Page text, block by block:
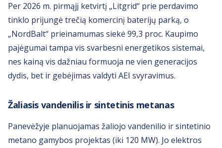
Per 2026 m. pirmąjį ketvirtį „Litgrid“ prie perdavimo
tinklo prijungė trečią komercinį baterijų parką, o
„NordBalt“ prieinamumas siekė 99,3 proc. Kaupimo
pajėgumai tampa vis svarbesni energetikos sistemai,
nes kainą vis dažniau formuoja ne vien generacijos
dydis, bet ir gebėjimas valdyti AEI svyravimus.
Žaliasis vandenilis ir sintetinis metanas
Panevėžyje planuojamas žaliojo vandenilio ir sintetinio
metano gamybos projektas (iki 120 MW). Jo elektros